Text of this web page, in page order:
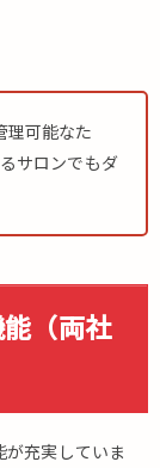
理可能なた
サロンでもダ
（両社
が充実していま